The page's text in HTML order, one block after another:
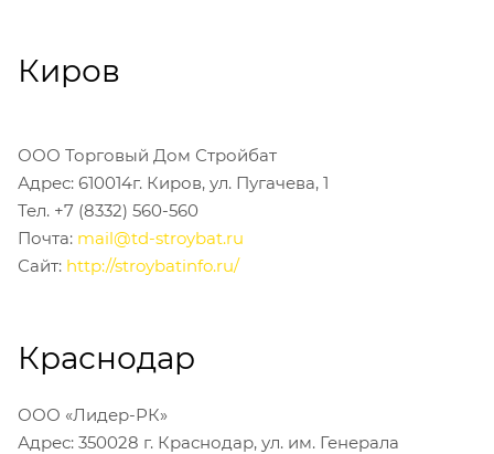
Киров
ООО Торговый Дом Стройбат
Адрес: 610014г. Киров, ул. Пугачева, 1
Тел. +7 (8332) 560-560
Почта: mail@td-stroybat.ru
Сайт: http://stroybatinfo.ru/
Краснодар
ООО «Лидер-РК»
Адрес: 350028 г. Краснодар, ул. им. Генерала